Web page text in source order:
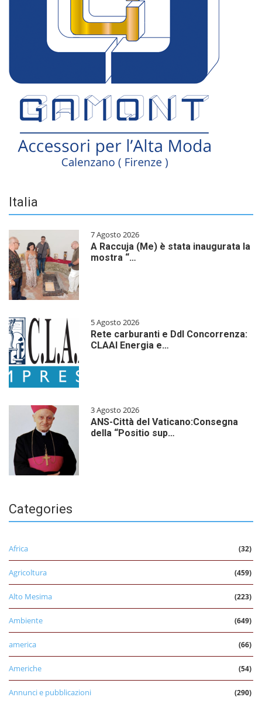
Italia
7 Agosto 2026
A Raccuja (Me) è stata inaugurata la
mostra “…
5 Agosto 2026
Rete carburanti e Ddl Concorrenza:
CLAAI Energia e…
3 Agosto 2026
ANS-Città del Vaticano:Consegna
della “Positio sup…
Categories
Africa (32)
Agricoltura (459)
Alto Mesima (223)
Ambiente (649)
america (66)
Americhe (54)
Annunci e pubblicazioni (290)